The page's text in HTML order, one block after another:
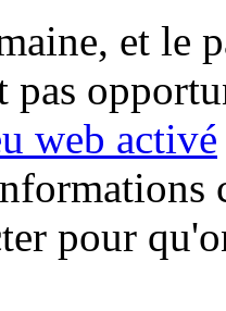
et le
pas
web activé
pour